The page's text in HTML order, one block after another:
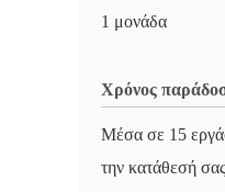
1 μονάδα
Χρόνος
Μέσα σε 15
την κατάθεσή σας